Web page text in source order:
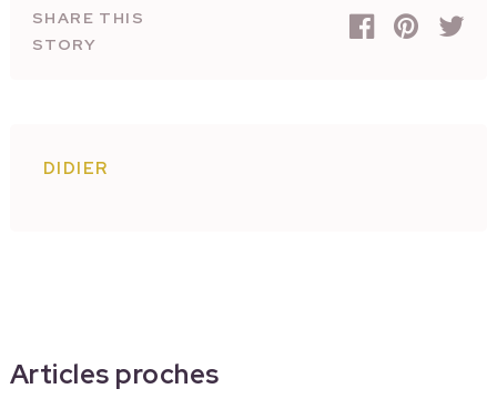
SHARE THIS
STORY
DIDIER
Articles proches